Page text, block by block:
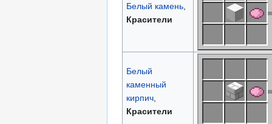
Белый камень,
Красители
Белый
каменный
кирпич,
Красители